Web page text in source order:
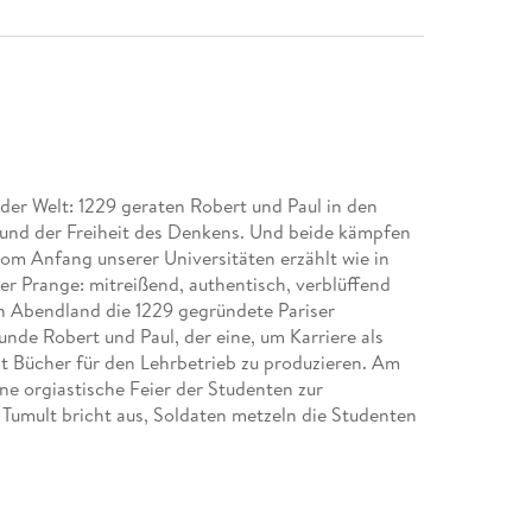
Welt: 1229 geraten Robert und Paul in den
der Freiheit des Denkens. Und beide kämpfen
Anfang unserer Universitäten erzählt wie in
Prange: mitreißend, authentisch, verblüffend
die 1229 gegründete Pariser
Robert und Paul, der eine, um Karriere als
Bücher für den Lehrbetrieb zu produzieren. Am
orgiastische Feier der Studenten zur
bricht aus, Soldaten metzeln die Studenten